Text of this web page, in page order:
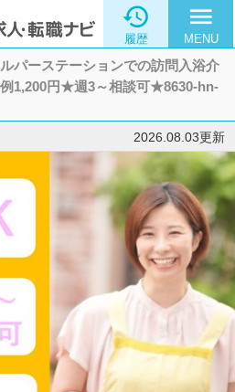

履歴
menu
MENU
パーステーションでの訪問入浴介
1,200円★週3～相談可★8630-hn-
2026.08.03更新